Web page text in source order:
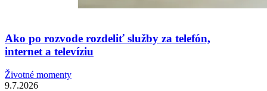
Ako po rozvode rozdeliť služby za telefón,
internet a televíziu
Životné momenty
9.7.2026